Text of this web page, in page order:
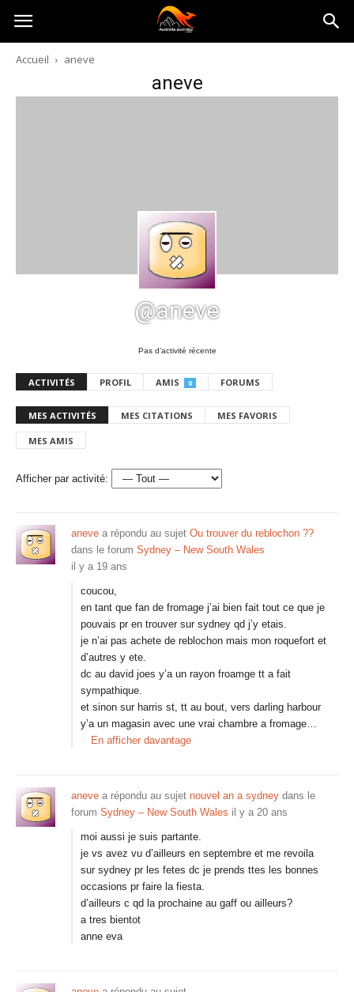
Australia-
australie.com
Accueil aneve
aneve
@aneve
Pas d’activité récente
ACTIVITÉS PROFIL AMIS 0 FORUMS
MES ACTIVITÉS MES CITATIONS MES FAVORIS
MES AMIS
Afficher par activité:
aneve a répondu au sujet Ou trouver du reblochon ??
dans le forum Sydney – New South Wales
il y a 19 ans
coucou,
en tant que fan de fromage j’ai bien fait tout ce que je
pouvais pr en trouver sur sydney qd j’y etais.
je n’ai pas achete de reblochon mais mon roquefort et
d’autres y ete.
dc au david joes y’a un rayon froamge tt a fait
sympathique.
et sinon sur harris st, tt au bout, vers darling harbour
y’a un magasin avec une vrai chambre a fromage…
En afficher davantage
aneve a répondu au sujet nouvel an a sydney dans le
forum Sydney – New South Wales il y a 20 ans
moi aussi je suis partante.
je vs avez vu d’ailleurs en septembre et me revoila
sur sydney pr les fetes dc je prends ttes les bonnes
occasions pr faire la fiesta.
d’ailleurs c qd la prochaine au gaff ou ailleurs?
a tres bientot
anne eva